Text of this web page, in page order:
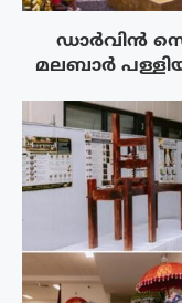
ഡാർവിൻ
മലബാർ